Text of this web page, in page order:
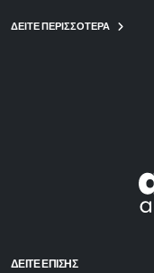
ΔΕΙΤΕ ΠΕΡΙΣΣΟΤΕΡΑ
ΔΕΊΤΕ ΕΠΙΣΗΣ